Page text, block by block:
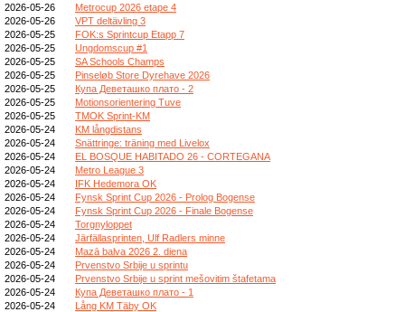
2026-05-26
Metrocup 2026 etape 4
2026-05-26
VPT deltävling 3
2026-05-25
FOK:s Sprintcup Etapp 7
2026-05-25
Ungdomscup #1
2026-05-25
SA Schools Champs
2026-05-25
Pinseløb Store Dyrehave 2026
2026-05-25
Купа Деветашко плато - 2
2026-05-25
Motionsorientering Tuve
2026-05-25
TMOK Sprint-KM
2026-05-24
KM långdistans
2026-05-24
Snättringe: träning med Livelox
2026-05-24
EL BOSQUE HABITADO 26 - CORTEGANA
2026-05-24
Metro League 3
2026-05-24
IFK Hedemora OK
2026-05-24
Fynsk Sprint Cup 2026 - Prolog Bogense
2026-05-24
Fynsk Sprint Cup 2026 - Finale Bogense
2026-05-24
Torgnyloppet
2026-05-24
Järfällasprinten, Ulf Radlers minne
2026-05-24
Mazā balva 2026 2. diena
2026-05-24
Prvenstvo Srbije u sprintu
2026-05-24
Prvenstvo Srbije u sprint mešovitim štafetama
2026-05-24
Купа Деветашко плато - 1
2026-05-24
Lång KM Täby OK